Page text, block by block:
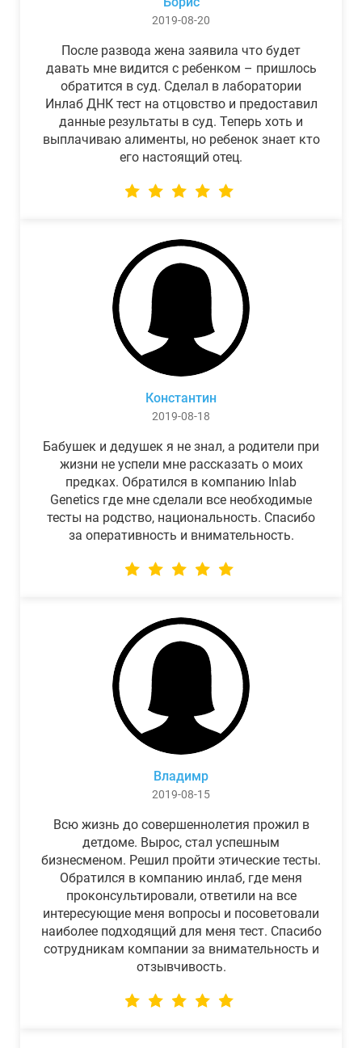
2019-08-20
После развода жена заявила что будет
давать мне видится с ребенком – пришлось
обратится в суд. Сделал в лаборатории
Инлаб ДНК тест на отцовство и предоставил
данные результаты в суд. Теперь хоть и
выплачиваю алименты, но ребенок знает кто
его настоящий отец.
Константин
2019-08-18
Бабушек и дедушек я не знал, а родители при
жизни не успели мне рассказать о моих
предках. Обратился в компанию Inlab
Genetics где мне сделали все необходимые
тесты на родство, национальность. Спасибо
за оперативность и внимательность.
Владимр
2019-08-15
Всю жизнь до совершеннолетия прожил в
детдоме. Вырос, стал успешным
бизнесменом. Решил пройти этические тесты.
Обратился в компанию инлаб, где меня
проконсультировали, ответили на все
интересующие меня вопросы и посоветовали
наиболее подходящий для меня тест. Спасибо
сотрудникам компании за внимательность и
отзывчивость.